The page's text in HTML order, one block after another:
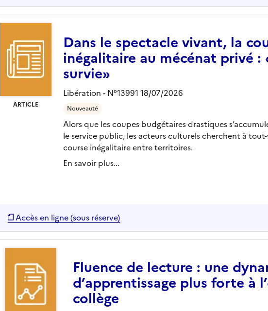
ARTICLE
Dans le spectacle vivant, la
inégalitaire au mécénat privé :
survie»
Libération - N°13991 18/07/2026
Nouveauté
Alors que les coupes budgétaires drastiques
le service public, les acteurs culturels cherchent à
course inégalitaire entre territoires.
En savoir plus...
Accès en ligne (sous réserve)
Fluence de lecture : une
d’apprentissage plus forte à
collège